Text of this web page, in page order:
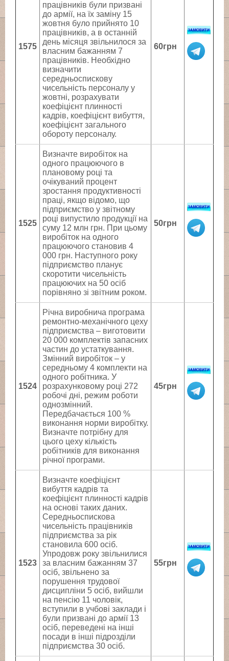
1575
працівників були призвані
до армії, на їх заміну 15
жовтня було прийнято 10
працівників, а в останній
день місяця звільнилося за
власним бажанням 7
працівників. Необхідно
визначити
середньоспискову
чисельність персоналу у
жовтні, розрахувати
коефіцієнт плинності
кадрів, коефіцієнт вибуття,
коефіцієнт загального
обороту персоналу.
60грн
1525
Визначте виробіток на
одного працюючого в
плановому році та
очікуваний процент
зростання продуктивності
праці, якщо відомо, що
підприємство у звітному
році випустило продукції на
суму 12 млн грн. При цьому
виробіток на одного
працюючого становив 4
000 грн. Наступного року
підприємство планує
скоротити чисельність
працюючих на 50 осіб
порівняно зі звітним роком.
50грн
1524
Річна виробнича програма
ремонтно-механічного цеху
підприємства – виготовити
20 000 комплектів запасних
частин до устаткування.
Змінний виробіток – у
середньому 4 комплекти на
одного робітника. У
розрахунковому році 272
робочі дні, режим роботи
однозмінний.
Передбачається 100 %
виконання норми виробітку.
Визначте потрібну для
цього цеху кількість
робітників для виконання
річної програми.
45грн
1523
Визначте коефіцієнт
вибуття кадрів та
коефіцієнт плинності кадрів
на основі таких даних.
Середньоспискова
чисельність працівників
підприємства за рік
становила 600 осіб.
Упродовж року звільнилися
за власним бажанням 37
осіб, звільнено за
порушення трудової
дисципліни 5 осіб, вийшли
на пенсію 11 чоловік,
вступили в учбові заклади і
були призвані до армії 13
осіб, переведені на інші
посади в інші підрозділи
підприємства 30 осіб.
55грн